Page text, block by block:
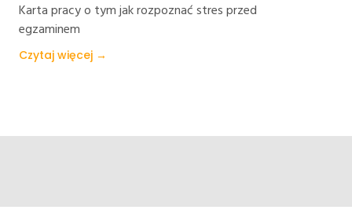
Karta pracy o tym jak rozpoznać stres przed
egzaminem
Czytaj więcej →